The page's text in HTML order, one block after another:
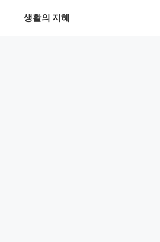
생활의 지혜